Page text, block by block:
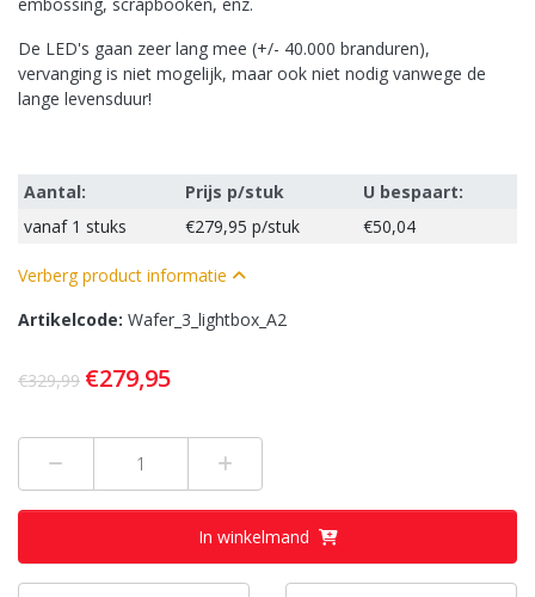
De LED's gaan zeer lang mee (+/- 40.000 branduren),
vervanging is niet mogelijk, maar ook niet nodig vanwege de
lange levensduur!
Aantal: Prijs p/stuk
U bespaart:
vanaf 1 stuks €279,95 p/stuk €50,04
Verberg product informatie
Artikelcode: Wafer_3_lightbox_A2
€329,99 €279,95
In winkelmand